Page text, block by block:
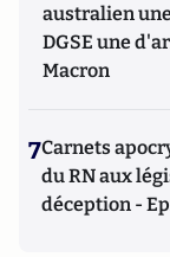
australien
DGSE une
Macron
7Carnets
du RN aux
déception -